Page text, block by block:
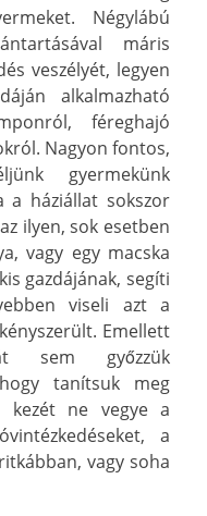
Négylábú
máris
veszélyét, legyen
alkalmazható
féreghajó
Nagyon fontos,
gyermekünk
a háziállat sokszor
ilyen, sok esetben
vagy egy macska
gazdájának, segíti
viseli azt a
Emellett
sem győzzük
tanítsuk meg
kezét ne vegye a
a
vagy soha